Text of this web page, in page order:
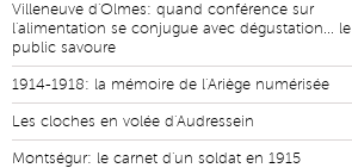
Villeneuve d'Olmes: quand conférence sur
l'alimentation se conjugue avec dégustation... le
public savoure
1914-1918: la mémoire de l'Ariège numérisée
Les cloches en volée d'Audressein
Montségur: le carnet d'un soldat en 1915